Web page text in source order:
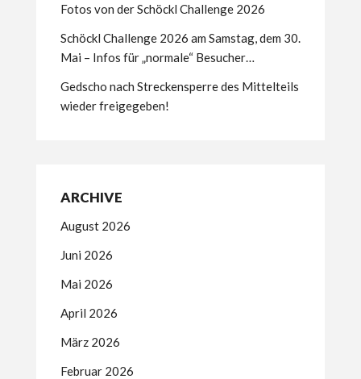
Fotos von der Schöckl Challenge 2026
Schöckl Challenge 2026 am Samstag, dem 30.
Mai – Infos für „normale“ Besucher…
Gedscho nach Streckensperre des Mittelteils
wieder freigegeben!
ARCHIVE
August 2026
Juni 2026
Mai 2026
April 2026
März 2026
Februar 2026